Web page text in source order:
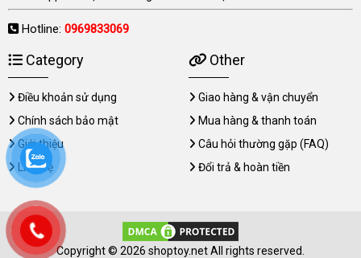
Hotline: 0969833069
Category
Điều khoản sử dụng
Chính sách bảo mật
Giới thiệu
Liên hệ
Other
Giao hàng & vận chuyển
Mua hàng & thanh toán
Câu hỏi thường gặp (FAQ)
Đổi trả & hoàn tiền
Copyright © 2026 shoptoy.net All rights reserved.